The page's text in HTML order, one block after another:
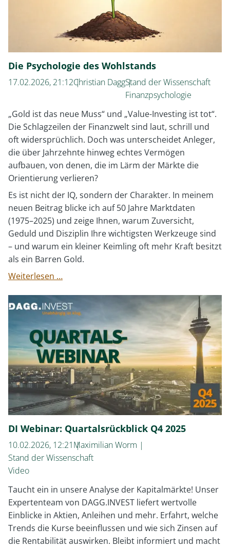
Die Psychologie des Wohlstands
17.02.2026, 21:12Christian DaggStand der Wissenschaft
Finanzpsychologie
„Gold ist das neue Muss“ und „Value-Investing ist tot“.
Die Schlagzeilen der Finanzwelt sind laut, schrill und
oft widersprüchlich. Doch was unterscheidet Anleger,
die über Jahrzehnte hinweg echtes Vermögen
aufbauen, von denen, die im Lärm der Märkte die
Orientierung verlieren?
Es ist nicht der IQ, sondern der Charakter. In meinem
neuen Beitrag blicke ich auf 50 Jahre Marktdaten
(1975–2025) und zeige Ihnen, warum Zuversicht,
Geduld und Disziplin Ihre wichtigsten Werkzeuge sind
– und warum ein kleiner Keimling oft mehr Kraft besitzt
als ein Barren Gold.
Weiterlesen …Die
des
Wohlstands
DI Webinar: Quartalsrückblick Q4 2025
10.02.2026, 12:21Maximilian Worm
Stand der Wissenschaft
Video
Taucht ein in unsere Analyse der Kapitalmärkte! Unser
Expertenteam von DAGG.INVEST liefert wertvolle
Einblicke in Aktien, Anleihen und mehr. Erfahrt, welche
Trends die Kurse beeinflussen und wie sich Zinsen auf
die Rentabilität auswirken. Bleibt informiert und macht